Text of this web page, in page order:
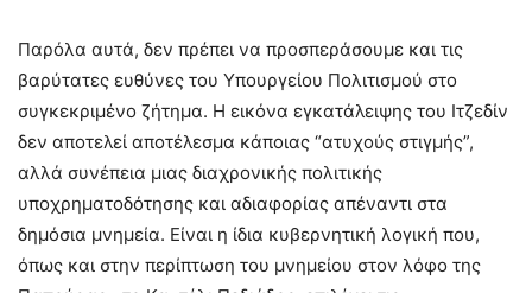
Παρόλα αυτά, δεν πρέπει να προσπεράσουμε και τις
βαρύτατες ευθύνες του Υπουργείου Πολιτισμού στο
συγκεκριμένο ζήτημα. Η εικόνα εγκατάλειψης του Ιτζεδίν
δεν αποτελεί αποτέλεσμα κάποιας “ατυχούς στιγμής”,
αλλά συνέπεια μιας διαχρονικής πολιτικής
υποχρηματοδότησης και αδιαφορίας απέναντι στα
δημόσια μνημεία. Είναι η ίδια κυβερνητική λογική που,
όπως και στην περίπτωση του μνημείου στον λόφο της